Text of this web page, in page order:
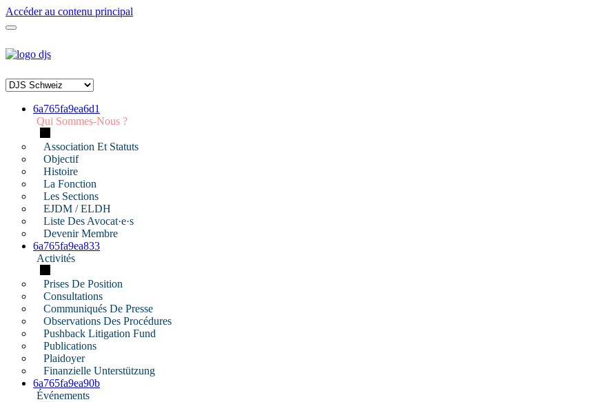
Accéder au contenu principal
6a765fa9ea6d1
Qui Sommes-Nous ?
Association Et Statuts
Objectif
Histoire
La Fonction
Les Sections
EJDM / ELDH
Liste Des Avocat·e·s
Devenir Membre
6a765fa9ea833
Activités
Prises De Position
Consultations
Communiqués De Presse
Observations Des Procédures
Pushback Litigation Fund
Publications
Plaidoyer
Finanzielle Unterstützung
6a765fa9ea90b
Événements